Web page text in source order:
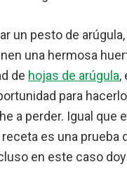
un pesto de
una hermosa
de hojas de arúgula,
para
a perder. Igual que
receta es una prueba
en este caso